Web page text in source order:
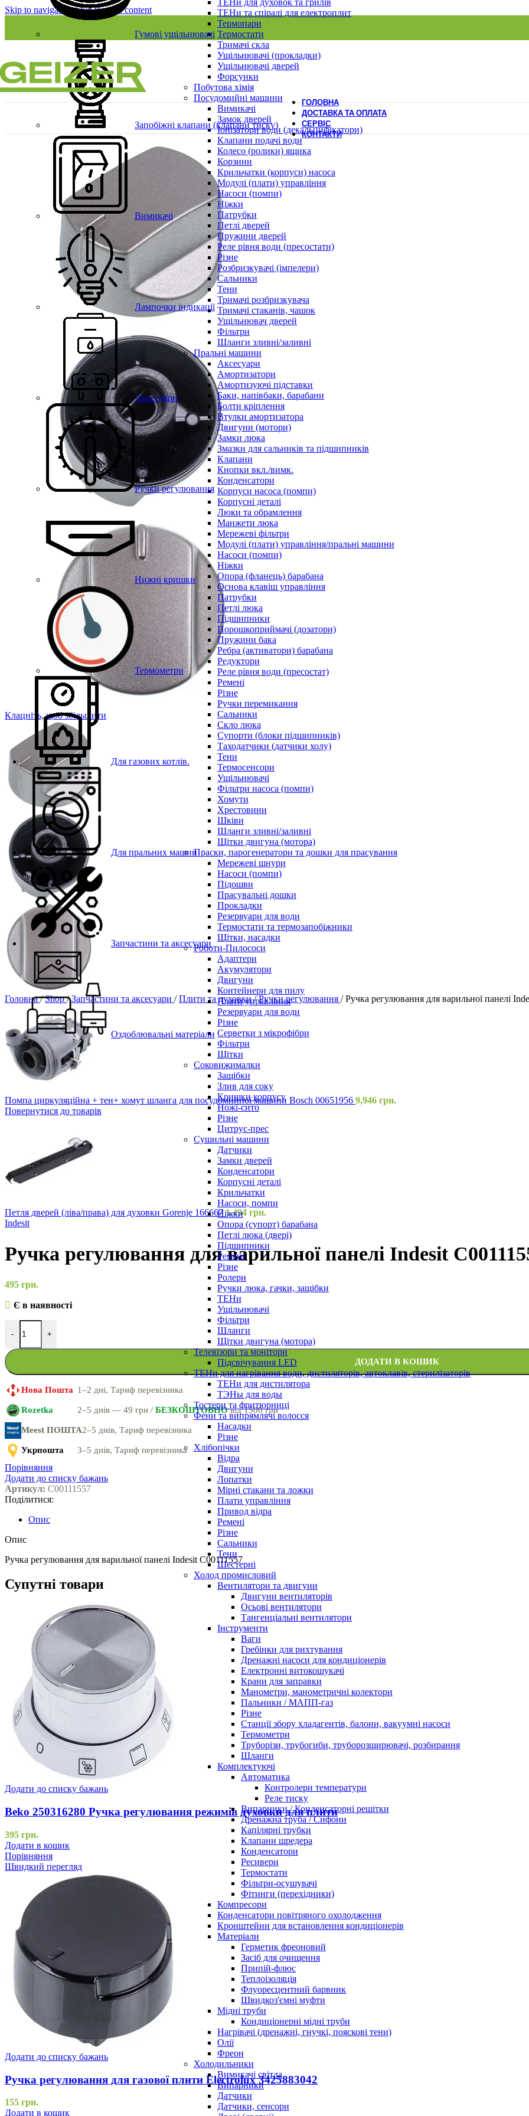
Skip to navigationSkip to main content
ТЕНи та спіралі для електроплит
Термопари
Термостати
Тримачі скла
Ущільнювачі (прокладки)
Ущільнювачі дверей
Форсунки
Побутова хімія
Посудомийні машини
Вимикачі
Замок дверей
Іонізатори води (декальцифікатори)
Клапани подачі води
Колесо (ролики) ящика
Корзини
Крильчатки (корпуси) насоса
Модулі (плати) управління
Насоси (помпи)
Ніжки
Патрубки
Петлі дверей
Пружини дверей
Реле рівня води (пресостати)
Різне
Розбризкувачі (імпелери)
Сальники
Тени
Тримачі розбризкувача
Тримачі стаканів, чашок
Ущільнювач дверей
Фільтри
Шланги зливні/заливні
Пральні машини
Аксесуари
Амортизатори
Амортизуючі підставки
Баки, напівбаки, барабани
Болти кріплення
Втулки амортизатора
Двигуни (мотори)
Замки люка
Змазки для сальників та підшипників
Клапани
Кнопки вкл./вимк.
Конденсатори
Корпуси насоса (помпи)
Корпусні деталі
Люки та обрамлення
Манжети люка
Мережеві фільтри
Модулі (плати) управління/пральні машини
Насоси (помпи)
Ніжки
Опора (фланець) барабана
Основа клавіш управління
Патрубки
Петлі люка
Підшипники
Порошкоприймачі (дозатори)
Пружини бака
Ребра (активатори) барабана
Редуктори
Реле рівня води (пресостат)
Ремені
Різне
Ручки перемикання
Сальники
Скло люка
Супорти (блоки підшипників)
Таходатчики (датчики холу)
Тени
Термосенсори
Ущільнювачі
Фільтри насоса (помпи)
Хомути
Хрестовини
Шківи
Шланги зливні/заливні
Щітки двигуна (мотора)
Праски, парогенератори та дошки для прасування
Мережеві шнури
Насоси (помпи)
Підошви
Прасувальні дошки
Прокладки
Резервуари для води
Термостати та термозапобіжники
Щітки, насадки
Роботи-Пилососи
Адаптери
Акумулятори
Двигуни
Контейнери для пилу
Плати управління
Резервуари для води
Різне
Серветки з мікрофібри
Фільтри
Щітки
Соковижималки
Защібки
Злив для соку
Кришки корпусу
Ножі-сито
Різне
Цитрус-прес
Сушильні машини
Датчики
Замки дверей
Конденсатори
Корпусні деталі
Крильчатки
Насоси, помпи
Ніжки
Опора (супорт) барабана
Петлі люка (двері)
Підшипники
Ремені
Різне
Ролери
Ручки люка, гачки, защібки
ТЕНи
Ущільнювачі
Фільтри
Шланги
Щітки двигуна (мотора)
Телевізори та монітори
Підсвічування LED
ТЕНи для нагрівання води, дистиляторів, автоклавів, стерилізаторів
ТЕНи для дистилятора
ТЭНы для воды
Тостери та фритюрниці
Фени та випрямлячі волосся
Насадки
Різне
Хлібопічки
Відра
Двигуни
Лопатки
Мірні стакани та ложки
Плати управління
Привод відра
Ремені
Різне
Сальники
Тени
Шестерні
Холод промисловий
Вентилятори та двигуни
Двигуни вентиляторів
Осьові вентилятори
Тангенціальні вентилятори
Інструменти
Ваги
Гребінки для рихтування
Дренажні насоси для кондиціонерів
Електронні витокошукачі
Крани для заправки
Манометри, манометричні колектори
Пальники / МАПП-газ
Різне
Станції збору хладагентів, балони, вакуумні насоси
Термометри
Труборізи, трубогиби, труборозширювачі, розбирання
Шланги
Комплектуючі
Автоматика
Контролери температури
Реле тиску
Випарники / Конденсаторні решітки
Дренажна труба / Сифони
Капілярні трубки
Клапани шредера
Конденсатори
Ресивери
Термостати
Фільтри-осушувачі
Фітинги (перехідники)
Компресори
Конденсатори повітряного охолодження
Кронштейни для встановлення кондиціонерів
Матеріали
Герметик фреоновий
Засіб для очищення
Припій-флюс
Теплоізоляція
Флуоресцентний барвник
Швидкоз'ємні муфти
Мідні труби
Кондиціонерні мідні труби
Нагрівачі (дренажні, гнучкі, пояскові тени)
Олії
Фреон
Холодильники
Вимикачі світла
Випарники
Датчики
Датчики, сенсори
Гумові ущільнювачі
Запобіжні клапани (клапани тиску)
Вимикачі
Лампочки індикації
Аксесуари
Ручки регулювання
Нижні кришки
Термометри
Для газових котлів.
Для пральних машин
Запчастини та аксесуари
Оздоблювальні матеріали
ГОЛОВНА
ДОСТАВКА ТА ОПЛАТА
СЕРВІС
КОНТАКТИ
Клацніть, щоб збільшити
Головна/ Shop/ Запчастини та аксесуари / Плити та духовки/ Ручки регулювання / Ручка регулювання для варильної панелі
Помпа циркуляційна + тен+ хомут шланга для посудомийної машини Bosch 00651956 9,946 грн.
Повернутися до товарів
Петля дверей (ліва/права) для духовки Gorenje 1666671,494 грн.
Indesit
Ручка регулювання для варильної панелі Indesit
495 грн.
Є в наявності
- +
ДОДАТИ В КОШИК
Нова Пошта 1–2 дні, Тариф перевізника
Rozetka 2–5 днів — 49 грн / БЕЗКОШТОВНОвід 1500 грн
Meest ПОШТА2–5 днів, Тариф перевізника
Укрпошта 3–5 днів, Тариф перевізника
Порівняння
Додати до списку бажань
Артикул: C00111557
Поділитися:
Опис
Опис
Ручка регулювання для варильної панелі Indesit C00111557
Супутні товари
Додати до списку бажань
Beko 250316280 Ручка регулювання режимів духовки для плити
395 грн.
Додати в кошик
Порівняння
Швидкий перегляд
Додати до списку бажань
Ручка регулювання для газової плити Electrolux 3425883042
155 грн.
Додати в кошик